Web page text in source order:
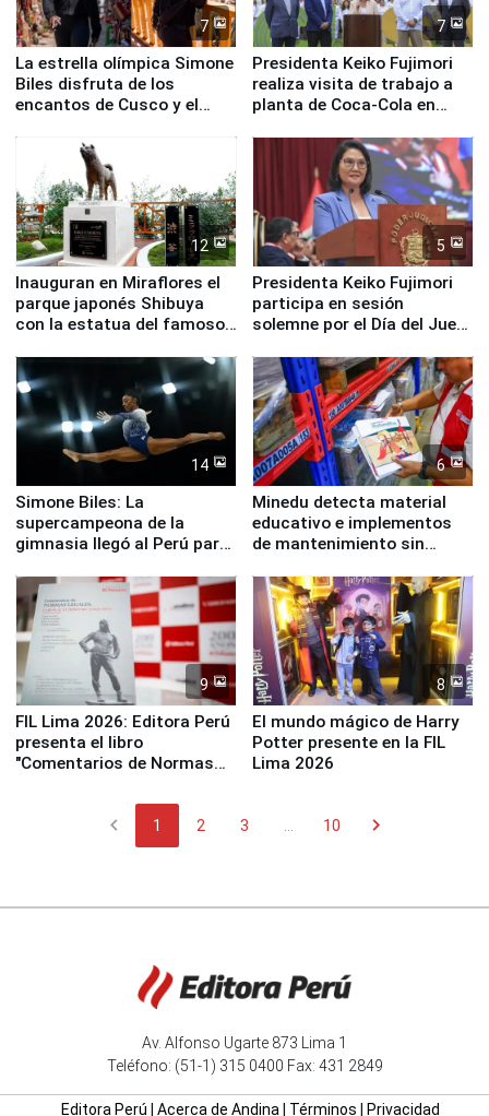
7
La estrella olímpica Simone
Biles disfruta de los
encantos de Cusco y el
7
Presidenta Keiko Fujimori
realiza visita de trabajo a
planta de Coca-Cola en
12
Inauguran en Miraflores el
parque japonés Shibuya
con la estatua del famoso
5
Presidenta Keiko Fujimori
participa en sesión
solemne por el Día del Juez
14
Simone Biles: La
supercampeona de la
gimnasia llegó al Perú para
Panamericanos Lima 2027
6
Minedu detecta material
educativo e implementos
de mantenimiento sin
la UGEL 2
9
FIL Lima 2026: Editora Perú
presenta el libro
"Comentarios de Normas
Derecho Colectivo"
8
El mundo mágico de Harry
Potter presente en la FIL
Lima 2026
chevron_left 1 2 3 10 chevron_right
Av. Alfonso Ugarte 873 Lima 1
Teléfono: (51-1) 315 0400 Fax: 431 2849
Editora Perú Acerca de Andina| Términos Privacidad